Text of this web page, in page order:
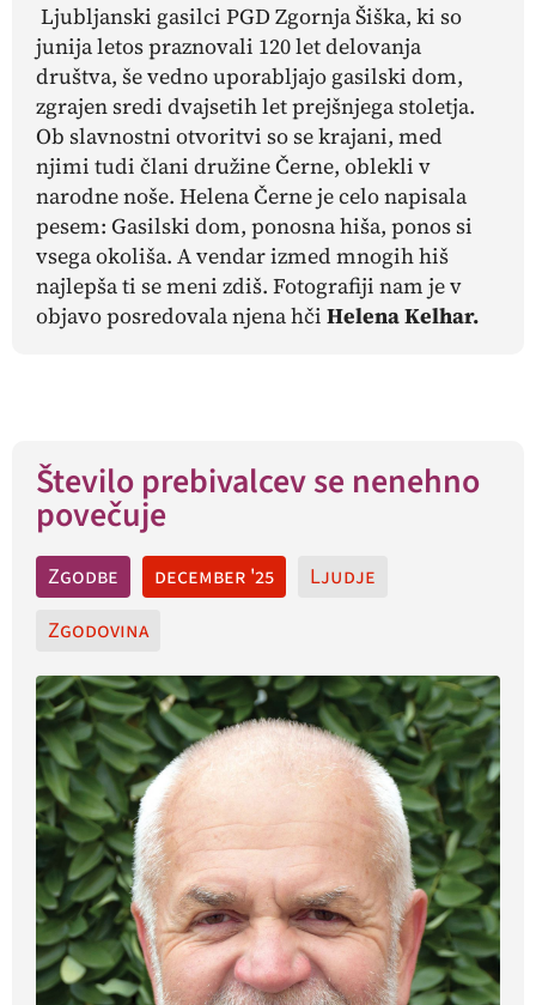
Ljubljanski gasilci PGD Zgornja Šiška, ki so
junija letos praznovali 120 let delovanja
društva, še vedno uporabljajo gasilski dom,
zgrajen sredi dvajsetih let prejšnjega stoletja.
Ob slavnostni otvoritvi so se krajani, med
njimi tudi člani družine Černe, oblekli v
narodne noše. Helena Černe je celo napisala
pesem: Gasilski dom, ponosna hiša, ponos si
vsega okoliša. A vendar izmed mnogih hiš
najlepša ti se meni zdiš. Fotografiji nam je v
objavo posredovala njena hči Helena Kelhar.
Število prebivalcev se nenehno
povečuje
Zgodbe december '25
Ljudje
Zgodovina